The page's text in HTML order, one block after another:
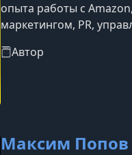
опыта работы с
маркетингом, PR,
(например, по контент-
Автор
Максим Попов